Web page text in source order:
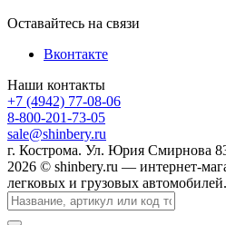
Оставайтесь на связи
Вконтакте
Наши контакты
+7 (4942) 77-08-06
8-800-201-73-05
sale@shinbery.ru
г. Кострома. Ул. Юрия Смирнова
2026 © shinbery.ru — интернет-
легковых и грузовых автомобилей.